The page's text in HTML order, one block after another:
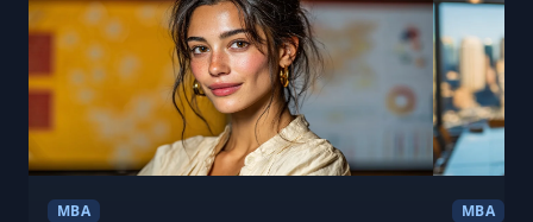
MBA MBA